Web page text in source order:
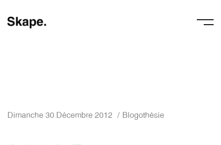
Dimanche 30 Décembre 2012 Blogothésie